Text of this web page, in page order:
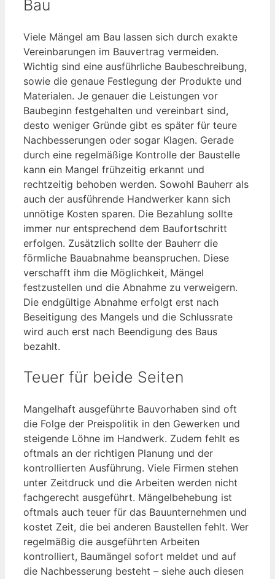
Bau
Viele Mängel am Bau lassen sich durch exakte
Vereinbarungen im Bauvertrag vermeiden.
Wichtig sind eine ausführliche Baubeschreibung,
sowie die genaue Festlegung der Produkte und
Materialen. Je genauer die Leistungen vor
Baubeginn festgehalten und vereinbart sind,
desto weniger Gründe gibt es später für teure
Nachbesserungen oder sogar Klagen. Gerade
durch eine regelmäßige Kontrolle der Baustelle
kann ein Mangel frühzeitig erkannt und
rechtzeitig behoben werden. Sowohl Bauherr als
auch der ausführende Handwerker kann sich
unnötige Kosten sparen. Die Bezahlung sollte
immer nur entsprechend dem Baufortschritt
erfolgen. Zusätzlich sollte der Bauherr die
förmliche Bauabnahme beanspruchen. Diese
verschafft ihm die Möglichkeit, Mängel
festzustellen und die Abnahme zu verweigern.
Die endgültige Abnahme erfolgt erst nach
Beseitigung des Mangels und die Schlussrate
wird auch erst nach Beendigung des Baus
bezahlt.
Teuer für beide Seiten
Mangelhaft ausgeführte Bauvorhaben sind oft
die Folge der Preispolitik in den Gewerken und
steigende Löhne im Handwerk. Zudem fehlt es
oftmals an der richtigen Planung und der
kontrollierten Ausführung. Viele Firmen stehen
unter Zeitdruck und die Arbeiten werden nicht
fachgerecht ausgeführt. Mängelbehebung ist
oftmals auch teuer für das Bauunternehmen und
kostet Zeit, die bei anderen Baustellen fehlt. Wer
regelmäßig die ausgeführten Arbeiten
kontrolliert, Baumängel sofort meldet und auf
die Nachbesserung besteht – siehe auch diesen